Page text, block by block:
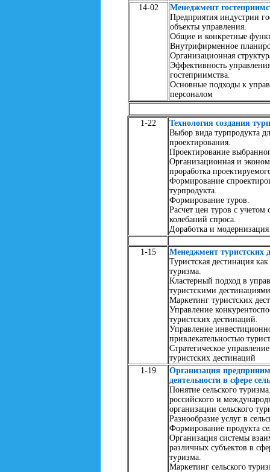
14-02
Менеджмент
Предприятия индустрии
объекты управления.
Общие и конкретные
Внутрифирменное
Организационная
Эффективность
гостеприимства.
Основные подходы к
персоналом
1-22
Технология создания
Выбор вида турпродукта
проектирования.
Проектирование
Организационная и
проработка
Формирование
турпродукта.
Формирование туров.
Расчет цен туров с учетом
колебаний спроса.
Доработка и
1-15
Менеджмент туристских
Туристская дестинация
туризма.
Кластерный подход в
туристскими
Маркетинг туристских
Управление
туристских дестинаций.
Управление
привлекательностью
Стратегическое
туристских дестинаций
1-19
Организация
деятельности в сфере
Понятие сельского
российского и
организации сельского
Разнообразие услуг в
Формирование продукта
Организация системы
различных субъектов в
туризма.
Маркетинг сельского